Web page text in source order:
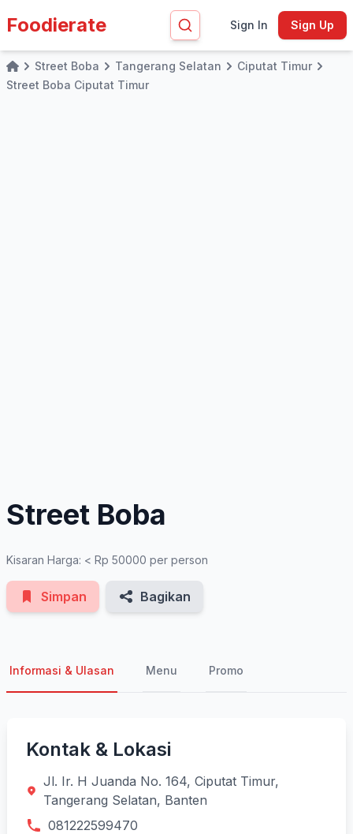
Foodierate Sign In Sign Up
HomeStreet Boba Tangerang Selatan
Ciputat Timur
Street Boba Ciputat Timur
Street Boba
Kisaran Harga: < Rp 50000 per person
Simpan Bagikan
Informasi & Ulasan Menu Promo
Kontak & Lokasi
Jl. Ir. H Juanda No. 164, Ciputat Timur,
Tangerang Selatan, Banten
081222599470